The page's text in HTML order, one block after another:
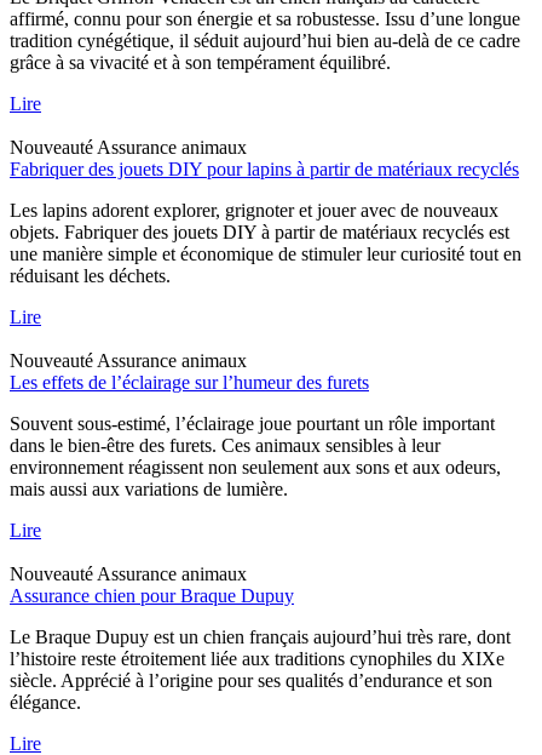
affirmé, connu pour son énergie et sa robustesse. Issu d’une longue
tradition cynégétique, il séduit aujourd’hui bien au-delà de ce cadre
grâce à sa vivacité et à son tempérament équilibré.
Lire
Nouveauté Assurance animaux
Fabriquer des jouets DIY pour lapins à partir de matériaux recyclés
Les lapins adorent explorer, grignoter et jouer avec de nouveaux
objets. Fabriquer des jouets DIY à partir de matériaux recyclés est
une manière simple et économique de stimuler leur curiosité tout en
réduisant les déchets.
Lire
Nouveauté Assurance animaux
Les effets de l’éclairage sur l’humeur des furets
Souvent sous-estimé, l’éclairage joue pourtant un rôle important
dans le bien-être des furets. Ces animaux sensibles à leur
environnement réagissent non seulement aux sons et aux odeurs,
mais aussi aux variations de lumière.
Lire
Nouveauté Assurance animaux
Assurance chien pour Braque Dupuy
Le Braque Dupuy est un chien français aujourd’hui très rare, dont
l’histoire reste étroitement liée aux traditions cynophiles du XIXe
siècle. Apprécié à l’origine pour ses qualités d’endurance et son
élégance.
Lire